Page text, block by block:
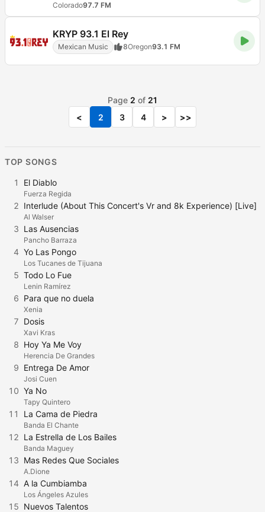
Colorado97.7 FM
KRYP 93.1 El Rey
Mexican Music 8Oregon93.1 FM
Page 2 of 21
<
2 3 4 > >>
TOP SONGS
1 El Diablo
Fuerza Regida
2 Interlude (About This Concert's Vr and 8k Experience) [Live]
Al Walser
3 Las Ausencias
Pancho Barraza
4 Yo Las Pongo
Los Tucanes de Tijuana
5 Todo Lo Fue
Lenin Ramírez
6 Para que no duela
Xenia
7 Dosis
Xavi Kras
8 Hoy Ya Me Voy
Herencia De Grandes
9 Entrega De Amor
Josi Cuen
10 Ya No
Tapy Quintero
11 La Cama de Piedra
Banda El Chante
12 La Estrella de Los Bailes
Banda Maguey
13 Mas Redes Que Sociales
A.Dione
14 A la Cumbiamba
Los Ángeles Azules
15 Nuevos Talentos